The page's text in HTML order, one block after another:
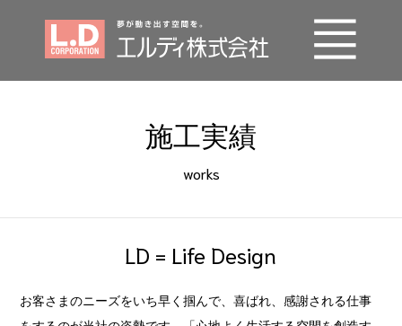
エルディの技術施工実績
works
LD = Life Design
お客さまのニーズをいち早く掴んで、喜ばれ、感謝される仕事